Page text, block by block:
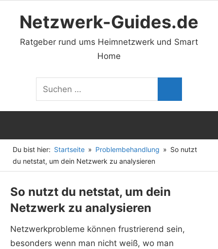
Netzwerk-Guides.de
Ratgeber rund ums Heimnetzwerk und Smart
Home
Suchen
nach:
Du bist hier: Startseite Problembehandlung
So nutzt
du netstat, um dein Netzwerk zu analysieren
So nutzt du netstat, um dein
Netzwerk zu analysieren
Netzwerkprobleme können frustrierend sein,
besonders wenn man nicht weiß, wo man